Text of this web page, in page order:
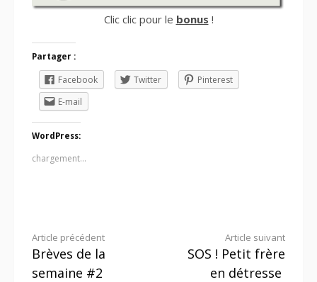
Clic clic pour le bonus !
Partager :
Facebook Twitter
Pinterest
E-mail
WordPress:
chargement…
Lire
la
Article précédent
Brèves de la
semaine #2
Article suivant
SOS ! Petit frère
en détresse